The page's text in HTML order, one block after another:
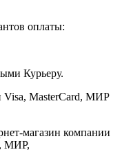
оплаты:
Курьеру.
Visa, MasterСard, МИР
магазин компании
МИР,